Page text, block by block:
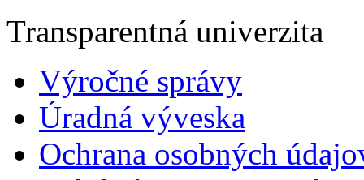
Transparentná univerzita
Výročné správy
Úradná výveska
Ochrana osobných